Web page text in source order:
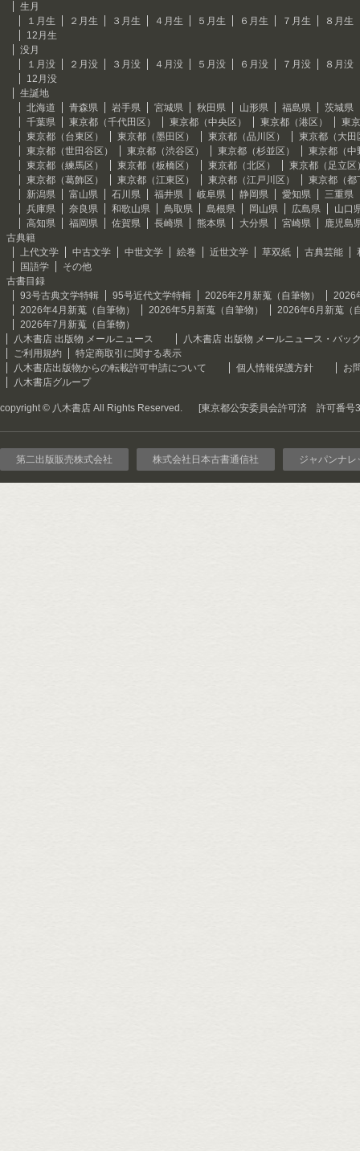
生月
１月生
２月生 ３月生 ４月生 ５月生 ６月生 ７月生
８月生
12月生
没月
１月没
２月没 ３月没 ４月没 ５月没 ６月没 ７月没
８月没
12月没
生誕地
北海道
青森県 岩手県 宮城県 秋田県 山形県 福島県
茨城県
千葉県
東京都（千代田区） 東京都（中央区） 東京都（港区）
東
東京都（台東区）
東京都（墨田区） 東京都（品川区）
東京都（大田
東京都（世田谷区）
東京都（渋谷区） 東京都（杉並区）
東京都（中
東京都（練馬区）
東京都（板橋区） 東京都（北区）
東京都（足立区
東京都（葛飾区）
東京都（江東区） 東京都（江戸川区）
東京都（都
新潟県
富山県 石川県 福井県 岐阜県 静岡県 愛知県
三重県
兵庫県
奈良県 和歌山県 鳥取県 島根県 岡山県 広島県
山口
高知県
福岡県 佐賀県 長崎県 熊本県 大分県 宮崎県
鹿児島
古典籍
上代文学
中古文学 中世文学 絵巻 近世文学 草双紙 古典芸能
国語学
その他
古書目録
93号古典文学特輯
95号近代文学特輯 2026年2月新蒐（自筆物）
2026
2026年4月新蒐（自筆物）
2026年5月新蒐（自筆物）
2026年6月新蒐（
2026年7月新蒐（自筆物）
八木書店 出版物 メールニュース
八木書店 出版物 メールニュース・バッ
ご利用規約
特定商取引に関する表示
八木書店出版物からの転載許可申請について
個人情報保護方針
お
八木書店グループ
copyright © 八木書店 All Rights Reserved. [東京都公安委員会許可済 許可番号
第二出版販売株式会社 株式会社日本古書通信社 ジャパンナレ